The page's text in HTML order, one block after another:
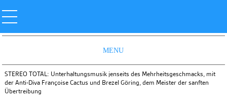
MENU
STEREO TOTAL: Unterhaltungsmusik jenseits des Mehrheitsgeschmacks, mit
der Anti-Diva Françoise Cactus und Brezel Göring, dem Meister der sanften
Übertreibung